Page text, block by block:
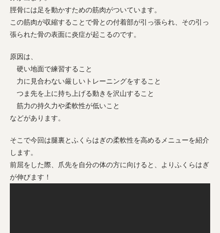
脛骨には足を動かすための筋肉がついています。
この筋肉が収縮することで骨との付着部が引っ張られ、その引っ
張られた骨の表面に炎症が起こるのです。
原因は、
硬い地面で練習すること
力に見合わない厳しいトレーニングをすること
つま先を上に持ち上げる動きを沢山すること
筋力の持久力や柔軟性が低いこと
などがあります。
そこで今回は腿裏とふくらはぎの柔軟性を高めるメニューを紹介
します。
前屈をした際、爪先を自分の体の方に向けると、よりふくらはぎ
が伸びます！